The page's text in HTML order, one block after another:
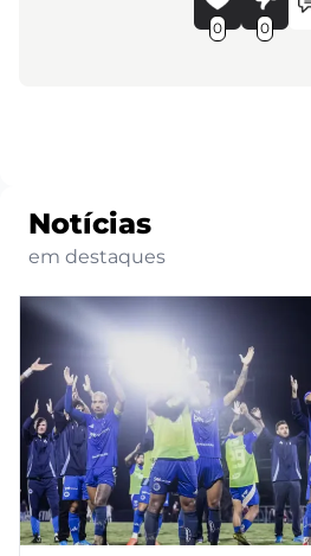
0 0
Notícias
em destaques